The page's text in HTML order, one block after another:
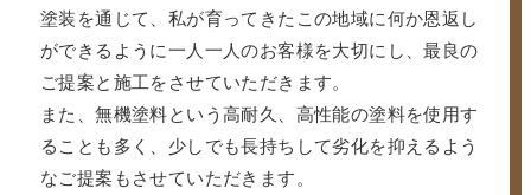
塗装を通じて、私が育ってきたこの地域に何か恩返し
ができるように一人一人のお客様を大切にし、最良の
ご提案と施工をさせていただきます。
また、無機塗料という高耐久、高性能の塗料を使用す
ることも多く、少しでも長持ちして劣化を抑えるよう
なご提案もさせていただきます。